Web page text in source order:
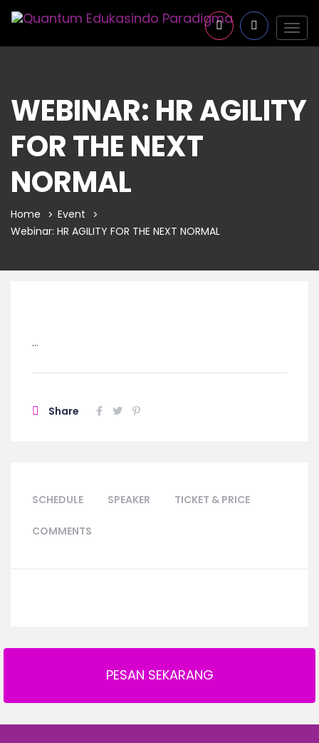
WEBINAR: HR AGILITY
FOR THE NEXT
NORMAL
Home
Event
Webinar: HR AGILITY FOR THE NEXT NORMAL
…
Share
SCHEDULE SPEAKER TICKET & PRICE
COMMENTS
PESAN SEKARANG